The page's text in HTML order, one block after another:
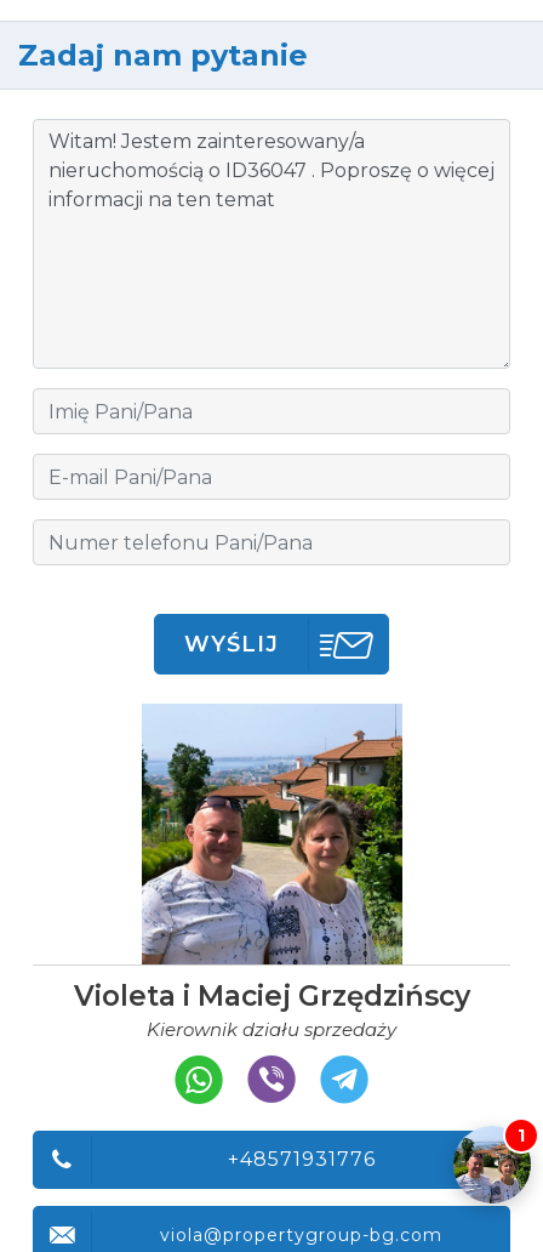
Zadaj nam pytanie
WYŚLIJ
Violeta i Maciej Grzędzińscy
Kierownik działu sprzedaży
+48571931776
viola@propertygroup-bg.com
1